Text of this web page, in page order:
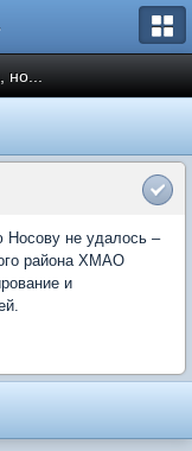
но...
Носову не удалось –
района ХМАО
и